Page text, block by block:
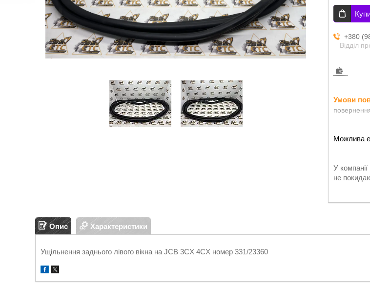
+380
Відділ
У
не
Опис Характеристики
Ущільнення заднього лівого вікна на JCB 3CX 4CX номер 331/23360